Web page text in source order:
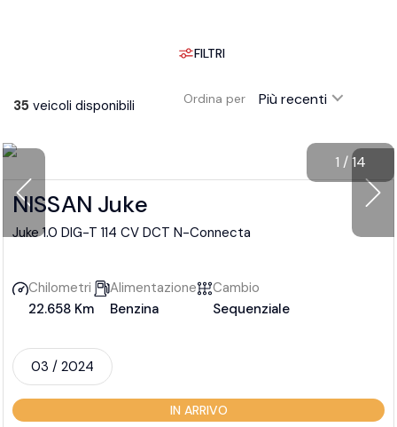
FILTRI
35 veicoli disponibili Ordina per Più recenti
1 /14
NISSAN Juke
Juke 1.0 DIG-T 114 CV DCT N-Connecta
Chilometri
22.658 Km
Alimentazione
Benzina
Cambio
Sequenziale
03 / 2024
IN ARRIVO